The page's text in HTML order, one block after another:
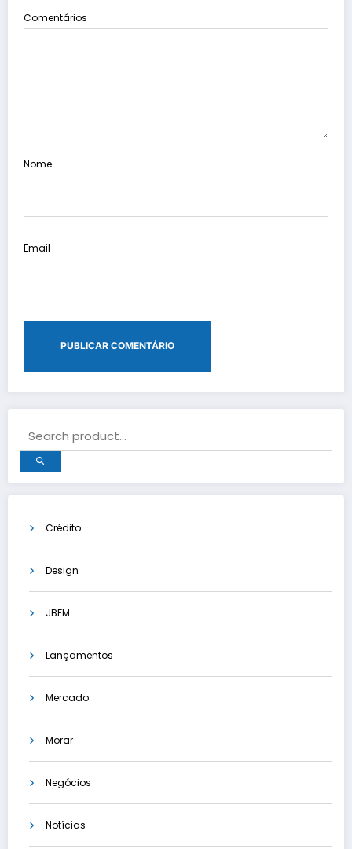
Comentários
Nome
Email
Crédito
Design
JBFM
Lançamentos
Mercado
Morar
Negócios
Notícias